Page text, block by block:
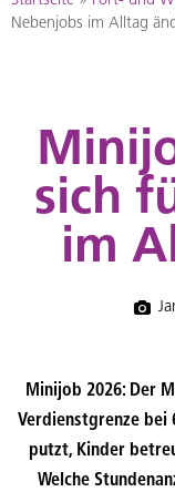
to
content
Nebenjobs im Alltag
sich
im
Minijob 2026: Der
Verdienstgrenze bei
putzt, Kinder
Welche